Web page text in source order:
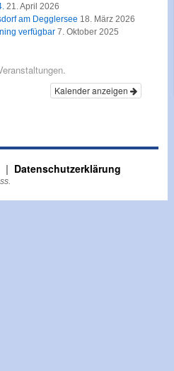
21. April 2026
am Degglersee 18. März 2026
verfügbar 7. Oktober 2025
Kalender anzeigen
Datenschutzerklärung